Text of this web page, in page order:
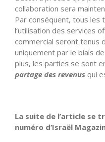
collaboration sera
Par conséquent, tous les
l’utilisation des services
commercial seront tenus
uniquement par le biais
plus, les parties se sont
partage des revenus qui
La suite de l’article se
numéro d’Israël